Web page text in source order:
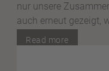
nur unsere
auch erneut gezeigt,
Read more